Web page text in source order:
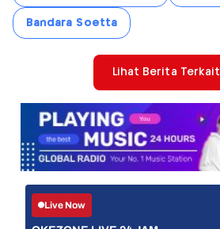
Bandara Soetta
Lihat Berita Terkait
Live Now